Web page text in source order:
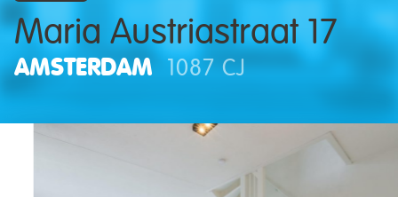
Maria Austriastraat 17
AMSTERDAM 1087 CJ